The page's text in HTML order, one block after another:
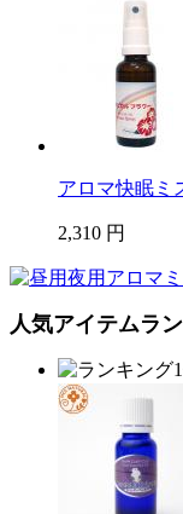
アロマ快眠ミ
2,310 円
人気アイテムラ